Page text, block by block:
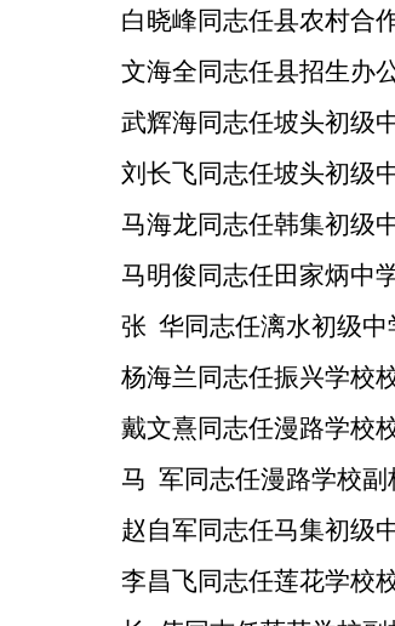
白晓峰同志任县农村合
文海全同志任县招生办
武辉海同志任坡头初级
刘长飞同志任坡头初级
马海龙同志任韩集初级
马明俊 同志任田家炳中
张 华同志任漓水初级中
杨海兰同志任振兴学校
戴文熹同志任漫路学校
马 军同志任漫路学校副
赵自军同志任马集初级
李昌飞同志任莲花学校